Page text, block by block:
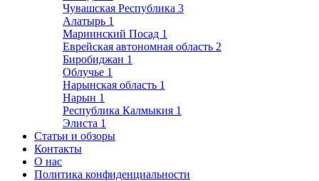
Чувашская Республика 3
Алатырь 1
Мариинский Посад 1
Еврейская автономная область 2
Биробиджан 1
Облучье 1
Нарынская область 1
Нарын 1
Республика Калмыкия 1
Элиста 1
Статьи и обзоры
Контакты
О нас
Политика конфиденциальности